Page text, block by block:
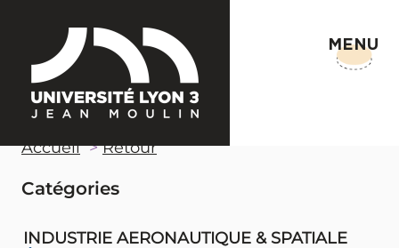
MENU
Accueil Retour
Catégories
INDUSTRIE AERONAUTIQUE & SPATIALE